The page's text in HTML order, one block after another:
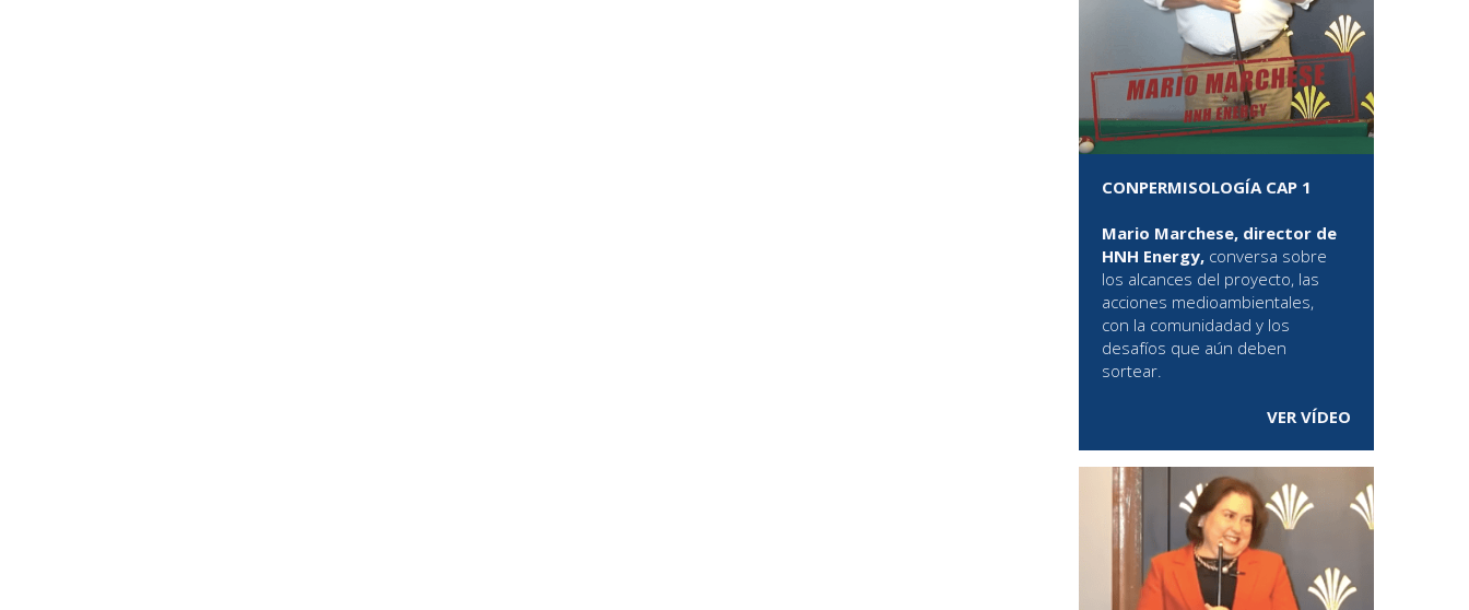
CONPERMISOLOGÍA CAP 1
Mario Marchese, director de
HNH Energy, conversa sobre
los alcances del proyecto, las
acciones medioambientales,
con la comunidadad y los
desafíos que aún deben
sortear.
VER VÍDEO